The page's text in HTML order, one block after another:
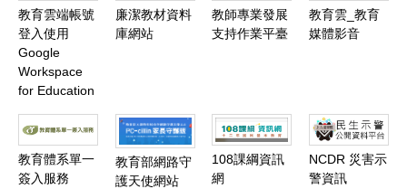
教育雲端帳號
登入使用
Google
Workspace
for Education
廉潔教材資料
庫網站
教師專業發展
支持作業平臺
教育雲_教育
媒體影音
教育體系單一
簽入服務
教育部網路守
護天使網站
108課綱資訊
網
NCDR 災害示
警資訊